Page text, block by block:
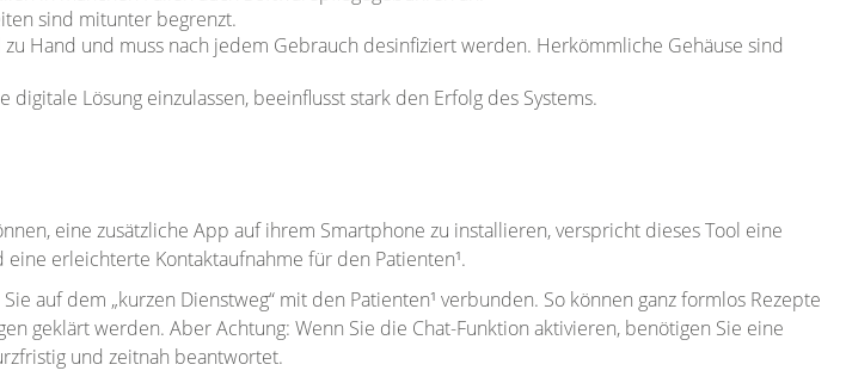
sind mitunter begrenzt.
zu Hand und muss nach jedem Gebrauch desinfiziert werden. Herkömmliche Gehäuse sind
digitale Lösung einzulassen, beeinflusst stark den Erfolg des Systems.
eine zusätzliche App auf ihrem Smartphone zu installieren, verspricht dieses Tool eine
erleichterte Kontaktaufnahme für den Patienten¹.
auf dem „kurzen Dienstweg“ mit den Patienten¹ verbunden. So können ganz formlos Rezepte
geklärt werden. Aber Achtung: Wenn Sie die Chat-Funktion aktivieren, benötigen Sie eine
und zeitnah beantwortet.